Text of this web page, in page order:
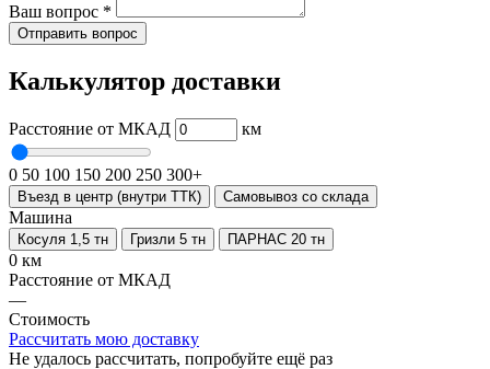
Ваш вопрос *
Отправить вопрос
Калькулятор доставки
Расстояние от МКАД км
0 50 100 150 200 250 300+
Въезд в центр (внутри ТТК) Самовывоз со склада
Машина
Косуля 1,5 тн Гризли 5 тн ПАРНАС 20 тн
0 км
Расстояние от МКАД
—
Стоимость
Рассчитать мою доставку
Не удалось рассчитать, попробуйте ещё раз